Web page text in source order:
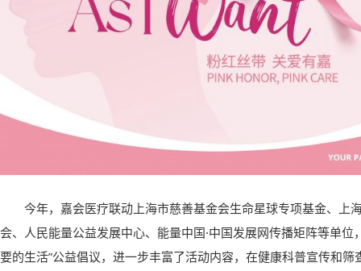
今年，嘉会医疗联动上海市慈善基金会生命星球专项基金、上
会、人民能量公益发展中心、能量中国·中国发展网传播矩阵等单位
要的生活”公益倡议，进一步丰富了活动内容，在健康科普宣传和